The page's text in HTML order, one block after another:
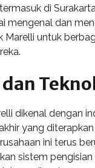
di
mengenal dan
Marelli untuk
dikenal dengan
yang
ini terus
sistem pengisian